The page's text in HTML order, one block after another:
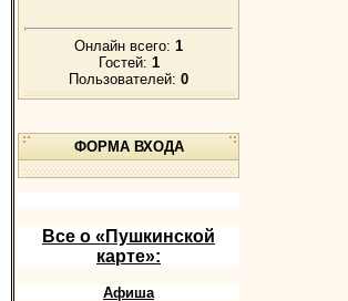
Онлайн всего: 1
Гостей: 1
Пользователей: 0
ФОРМА ВХОДА
Все о «Пушкинской
карте»:
Афиша